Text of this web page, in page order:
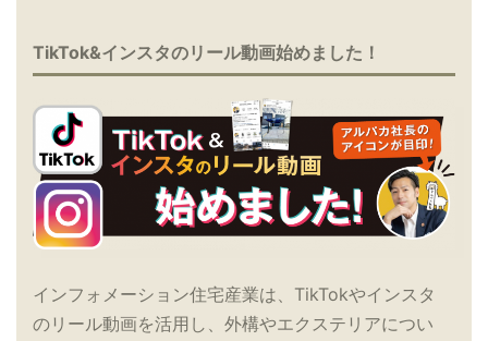
TikTok&インスタのリール動画始めました！
インフォメーション住宅産業は、TikTokやインスタ
のリール動画を活用し、外構やエクステリアについ